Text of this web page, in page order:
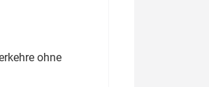
ohne